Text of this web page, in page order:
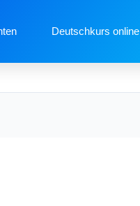
Deutschkurs online